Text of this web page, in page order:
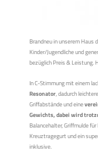
Brandneu in unserem Haus
Kinder/Jugendliche und
bezüglich Preis & Leistung.
In C-Stimmung mit einem
Resonator, dadurch
Griffabstände und eine
Gewichts, dabei wird
Balancehalter, Griffmulde
Kreuztragegurt und ein
inklusive.